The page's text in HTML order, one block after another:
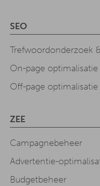
SEO
Trefwoordonderzoek
On-page optimalisatie
Off-page optimalisatie
ZEE
Campagnebeheer
Advertentie-
Budgetbeheer